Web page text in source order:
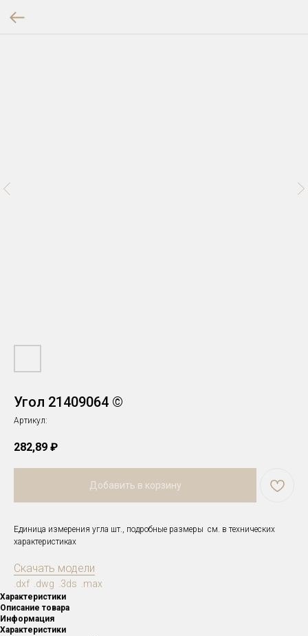
Угол 21409064 ©
Артикул:
282,89 ₽
Добавить в корзину
Единица измерения угла шт., подробные размеры см. в технических
характеристиках
Скачать модели
.dxf .dwg .3ds .max
Характеристики
Описание товара
Информация
Характеристики